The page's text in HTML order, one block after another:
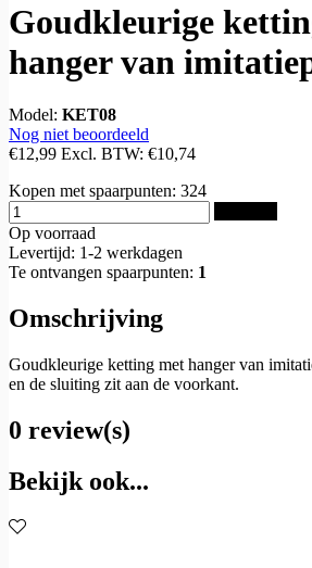
Goudkleurige
hanger van
Model: KET08
Nog niet beoordeeld
€12,99 Excl. BTW: €10,74
Kopen met spaarpunten: 324
Op voorraad
Levertijd: 1-2 werkdagen
Te ontvangen spaarpunten: 1
Omschrijving
Goudkleurige ketting met hanger van
en de sluiting zit aan de voorkant.
0 review(s)
Bekijk ook...